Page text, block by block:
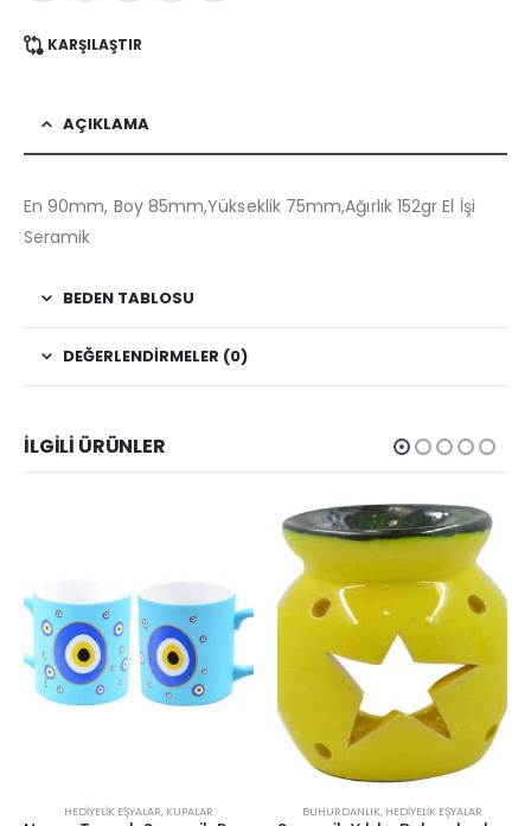
KARŞILAŞTIR
AÇIKLAMA
En 90mm, Boy 85mm,Yükseklik 75mm,Ağırlık 152gr El İşi
Seramik
BEDEN TABLOSU
DEĞERLENDIRMELER (0)
İLGILI ÜRÜNLER
HEDIYELIK EŞYALAR, KUPALAR BUHURDANLIK, HEDIYELIK EŞYALAR